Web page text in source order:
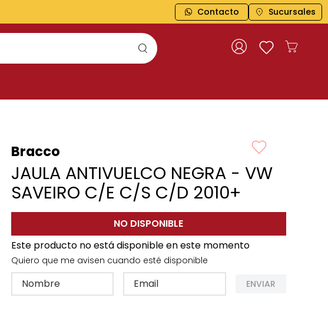
Contacto Sucursales
Bracco
JAULA ANTIVUELCO NEGRA - VW
SAVEIRO C/E C/S C/D 2010+
NO DISPONIBLE
Este producto no está disponible en este momento
Quiero que me avisen cuando esté disponible
ENVIAR